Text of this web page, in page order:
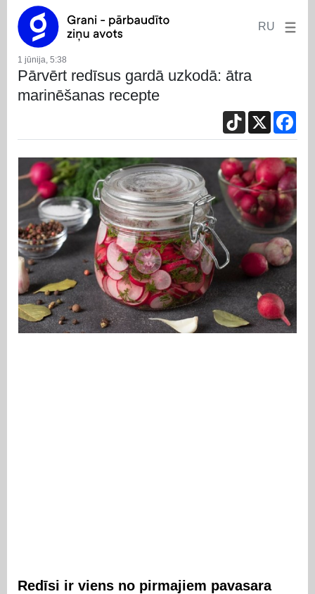
RU
1 jūnija, 5:38
Pārvērt redīsus gardā uzkodā: ātra
marinēšanas recepte
TikTok
X
Redīsi ir viens no pirmajiem pavasara